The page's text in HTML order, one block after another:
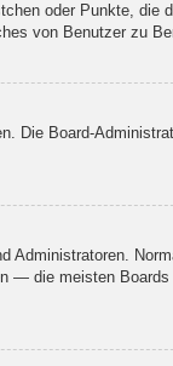
oder Punkte, die
von Benutzer zu
Die Board-
Administratoren.
— die meisten